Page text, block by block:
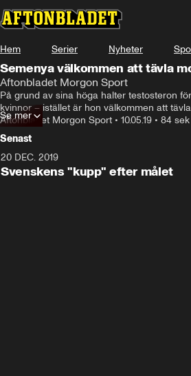
Hem Serier Nyheter
Semenya välkommen att tävla
Aftonbladet Morgon Sport
På grund av sina höga halter testosteron
kvinnor – istället är hon välkommen att
Aftonbladet Morgon Sport • 10.05.19 • 84 sek
Se mer
Senast
20 DEC. 2019
Svenskens "kupp" efter målet